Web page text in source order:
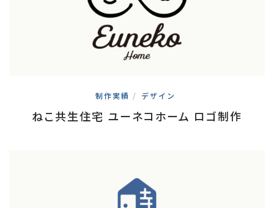
制作実績 / デザイン
ねこ共生住宅 ユーネコホーム ロゴ制作